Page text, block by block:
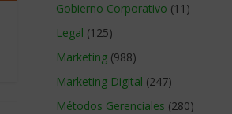
Gobierno Corporativo (11)
Legal (125)
Marketing (988)
Marketing Digital (247)
Métodos Gerenciales (280)